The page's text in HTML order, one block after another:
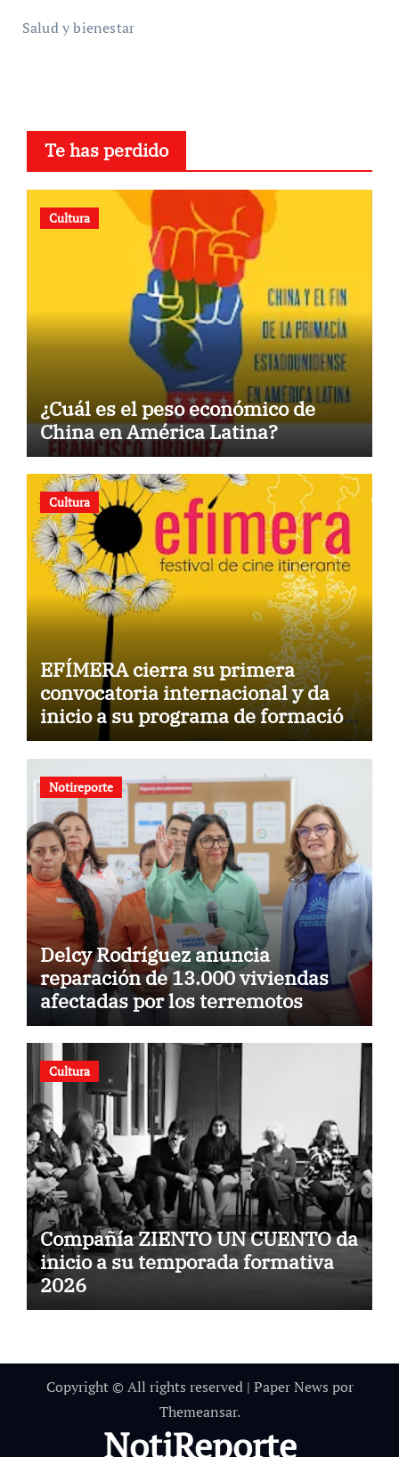
Salud y bienestar
Te has perdido
Cultura
¿Cuál es el peso económico de
China en América Latina?
Cultura
EFÍMERA cierra su primera
convocatoria internacional y da
inicio a su programa de formación
para la comunidad
Notireporte
Delcy Rodríguez anuncia
reparación de 13.000 viviendas
afectadas por los terremotos
Cultura
Compañía ZIENTO UN CUENTO da
inicio a su temporada formativa
2026
Copyright © All rights reserved | Paper News por
Themeansar.
NotiReporte